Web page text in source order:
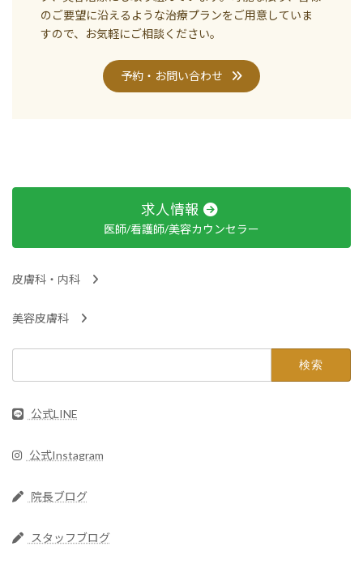
のご要望に沿えるような治療プランをご用意していま
すので、お気軽にご相談ください。
予約・お問い合わせ
求人情報
医師/看護師/美容カウンセラー
皮膚科・内科
美容皮膚科
公式LINE
公式Instagram
院長ブログ
スタッフブログ